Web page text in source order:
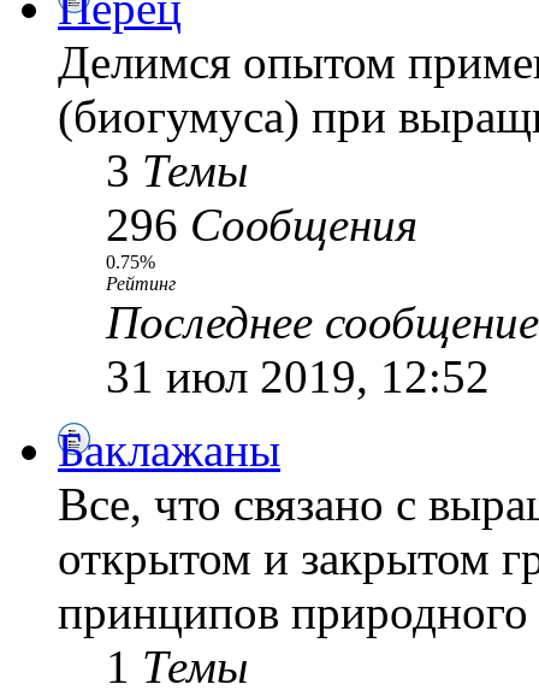
Делимся опытом
(биогумуса) при
3 Темы
296 Сообщения
0.75%
Рейтинг
Последнее сообщение
31 июл 2019, 12:52
Баклажаны
Все, что связано с
открытом и закрытом
принципов природного
1 Темы